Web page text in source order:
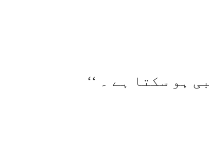
ہو سکتا ہے ۔ ‘‘